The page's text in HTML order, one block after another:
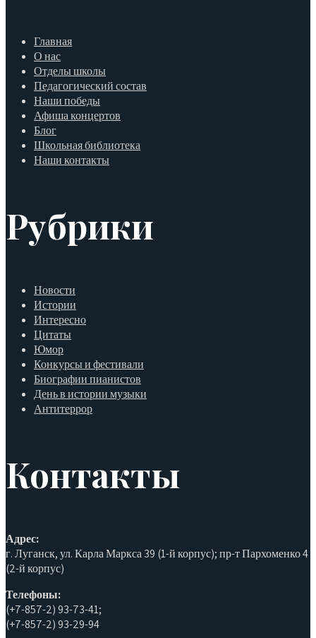
Главная
О нас
Отделы школы
Педагогический состав
Наши победы
Афиша концертов
Блог
Школьная библиотека
Наши контакты
Рубрики
Новости
Истории
Интересно
Цитаты
Юмор
Конкурсы и фестивали
Биографии пианистов
День в истории музыки
Антитеррор
Контакты
Адрес:
г. Луганск, ул. Карла Маркса 39 (1-й корпус); пр-т Пархоменко 4
(2-й корпус)
Телефоны:
(+7-857-2) 93-73-41;
(+7-857-2) 93-29-94